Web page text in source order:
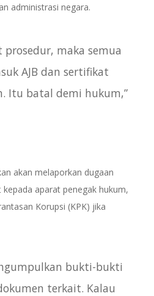
administrasi negara.
prosedur, maka semua
AJB dan sertifikat
Itu batal demi hukum,”
akan melaporkan dugaan
aparat penegak hukum,
Korupsi (KPK) jika
bukti-bukti
terkait. Kalau